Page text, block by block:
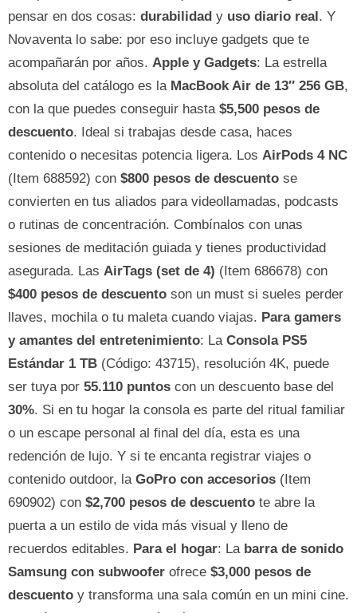
pensar en dos cosas: durabilidad y uso diario real. Y
Novaventa lo sabe: por eso incluye gadgets que te
acompañarán por años. Apple y Gadgets: La estrella
absoluta del catálogo es la MacBook Air de 13″ 256 GB,
con la que puedes conseguir hasta $5,500 pesos de
descuento. Ideal si trabajas desde casa, haces
contenido o necesitas potencia ligera. Los AirPods 4 NC
(Item 688592) con $800 pesos de descuento se
convierten en tus aliados para videollamadas, podcasts
o rutinas de concentración. Combínalos con unas
sesiones de meditación guiada y tienes productividad
asegurada. Las AirTags (set de 4) (Item 686678) con
$400 pesos de descuento son un must si sueles perder
llaves, mochila o tu maleta cuando viajas. Para gamers
y amantes del entretenimiento: La Consola PS5
Estándar 1 TB (Código: 43715), resolución 4K, puede
ser tuya por 55.110 puntos con un descuento base del
30%. Si en tu hogar la consola es parte del ritual familiar
o un escape personal al final del día, esta es una
redención de lujo. Y si te encanta registrar viajes o
contenido outdoor, la GoPro con accesorios (Item
690902) con $2,700 pesos de descuento te abre la
puerta a un estilo de vida más visual y lleno de
recuerdos editables. Para el hogar: La barra de sonido
Samsung con subwoofer ofrece $3,000 pesos de
descuento y transforma una sala común en un mini cine.